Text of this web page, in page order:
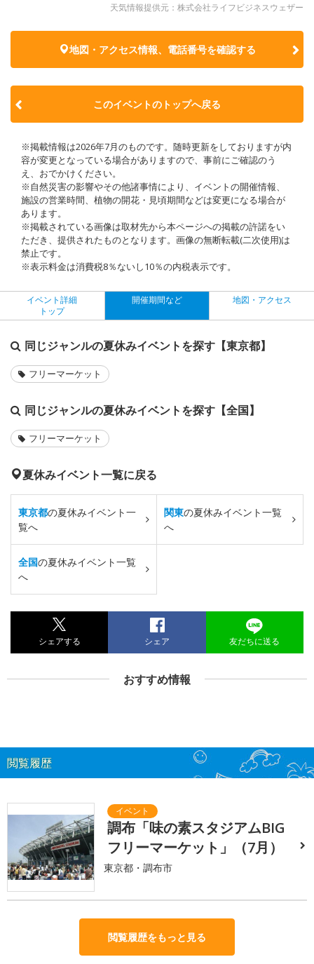
天気情報提供元：株式会社ライフビジネスウェザー
地図・アクセス情報、電話番号を確認する
このイベントのトップへ戻る
※掲載情報は2026年7月のものです。随時更新をしておりますが内
容が変更となっている場合がありますので、事前にご確認のう
え、おでかけください。
※自然災害の影響やその他諸事情により、イベントの開催情報、
施設の営業時間、植物の開花・見頃期間などは変更になる場合が
あります。
※掲載されている画像は取材先から本ページへの掲載の許諾をい
ただき、提供されたものとなります。画像の無断転載(二次使用)は
禁止です。
※表示料金は消費税8％ないし10％の内税表示です。
イベント詳細
トップ
開催期間など 地図・アクセス
同じジャンルの夏休みイベントを探す【東京都】
フリーマーケット
同じジャンルの夏休みイベントを探す【全国】
フリーマーケット
夏休みイベント一覧に戻る
東京都の夏休みイベント一
覧へ
関東の夏休みイベント一覧
へ
全国の夏休みイベント一覧
へ
シェアする シェア 友だちに送る
おすすめ情報
閲覧履歴
調布「味の素スタジアムBIG
フリーマーケット」（7月）
東京都・調布市
閲覧履歴をもっと見る